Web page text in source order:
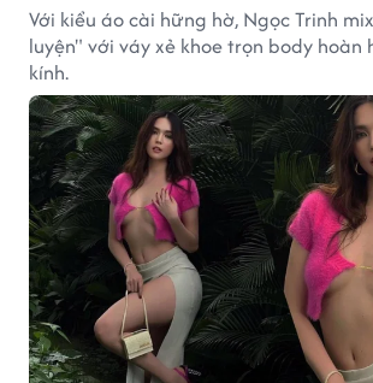
Với kiểu áo cài hững hờ, Ngọc Trinh
luyện" với váy xẻ khoe trọn body hoàn
kính.